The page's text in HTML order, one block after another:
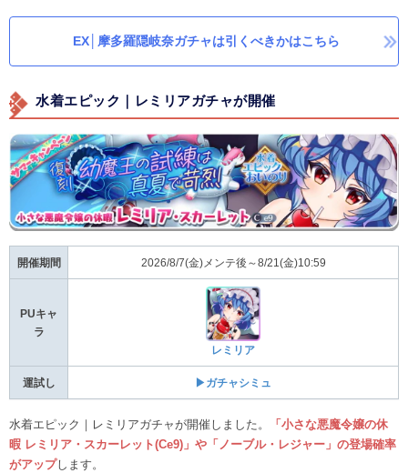
EX│摩多羅隠岐奈ガチャは引くべきかはこちら
水着エピック｜レミリアガチャが開催
開催期間 2026/8/7(金)メンテ後～8/21(金)10:59
PUキャ
ラ
レミリア
運試し ▶ガチャシミュ
水着エピック｜レミリアガチャが開催しました。
「小さな悪魔令嬢の休
暇 レミリア・スカーレット(Ce9)」や「ノーブル・レジャー」の登場確率
がアップします。